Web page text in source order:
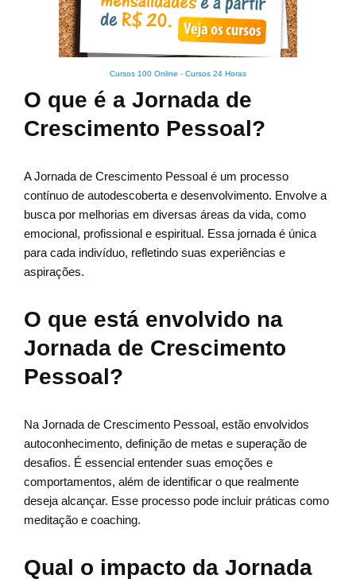
Cursos 100 Online - Cursos 24 Horas
O que é a Jornada de
Crescimento Pessoal?
A Jornada de Crescimento Pessoal é um processo
contínuo de autodescoberta e desenvolvimento. Envolve a
busca por melhorias em diversas áreas da vida, como
emocional, profissional e espiritual. Essa jornada é única
para cada indivíduo, refletindo suas experiências e
aspirações.
O que está envolvido na
Jornada de Crescimento
Pessoal?
Na Jornada de Crescimento Pessoal, estão envolvidos
autoconhecimento, definição de metas e superação de
desafios. É essencial entender suas emoções e
comportamentos, além de identificar o que realmente
deseja alcançar. Esse processo pode incluir práticas como
meditação e coaching.
Qual o impacto da Jornada